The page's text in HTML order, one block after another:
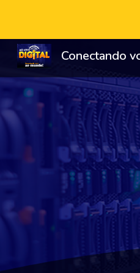
Conectando